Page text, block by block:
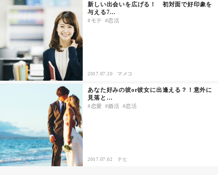
新しい出会いを広げる！ 初対面で好印象を
与える7…
モテ 恋活
2017.07.20 マメコ
あなた好みの彼or彼女に出逢える？！意外に
見落と…
恋愛 婚活 恋活
2017.07.02 テヒ